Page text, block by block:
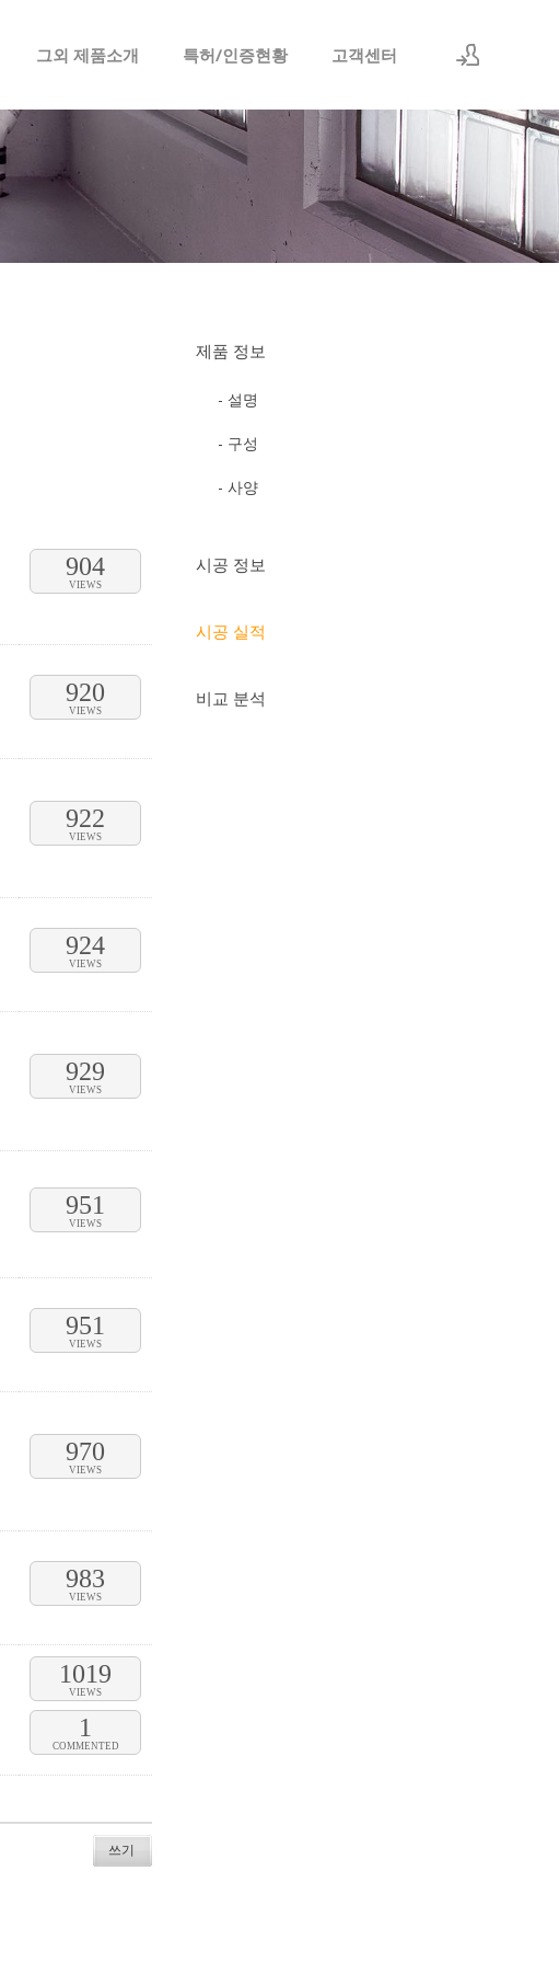
로그인
회원가입
그외 제품소개 특허/인증현황 고객센터
제품 정보
- 설명
- 구성
- 사양
시공 정보
시공 실적
비교 분석
904
VIEWS
920
VIEWS
922
VIEWS
924
VIEWS
929
VIEWS
951
VIEWS
951
VIEWS
970
VIEWS
983
VIEWS
1019
VIEWS
1
COMMENTED
쓰기